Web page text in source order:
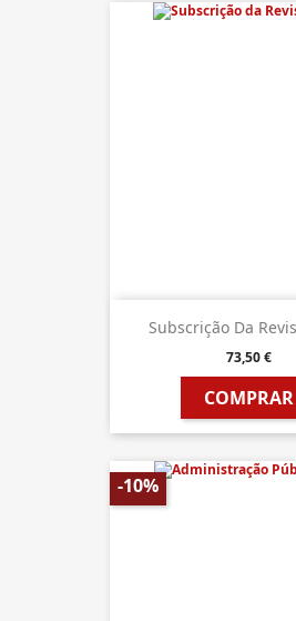
Subscrição Da
73,50 €
COMPRAR
-10%